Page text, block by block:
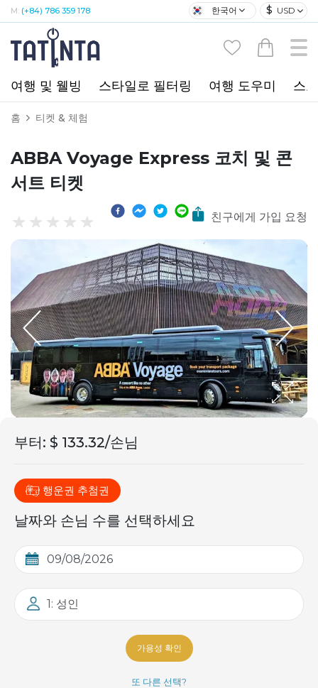
M: (+84) 786 359 178 한국어 $ USD
여행 및 웰빙 스타일로 필터링 여행 도우미 스
홈 티켓 & 체험
ABBA Voyage Express 코치 및 콘
서트 티켓
친구에게 가입 요청
부터: $ 133.32/손님
행운권 추첨권
날짜와 손님 수를 선택하세요
1: 성인
가용성 확인
또 다른 선택?